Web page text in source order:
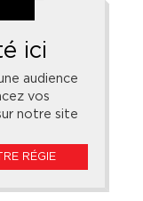
ici
audience
vos
notre site
RÉGIE